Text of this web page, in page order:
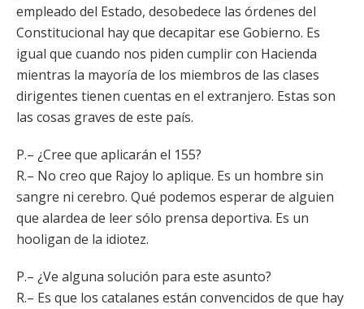
empleado del Estado, desobedece las órdenes del
Constitucional hay que decapitar ese Gobierno. Es
igual que cuando nos piden cumplir con Hacienda
mientras la mayoría de los miembros de las clases
dirigentes tienen cuentas en el extranjero. Estas son
las cosas graves de este país.
P.– ¿Cree que aplicarán el 155?
R.– No creo que Rajoy lo aplique. Es un hombre sin
sangre ni cerebro. Qué podemos esperar de alguien
que alardea de leer sólo prensa deportiva. Es un
hooligan de la idiotez.
P.– ¿Ve alguna solución para este asunto?
R.– Es que los catalanes están convencidos de que hay